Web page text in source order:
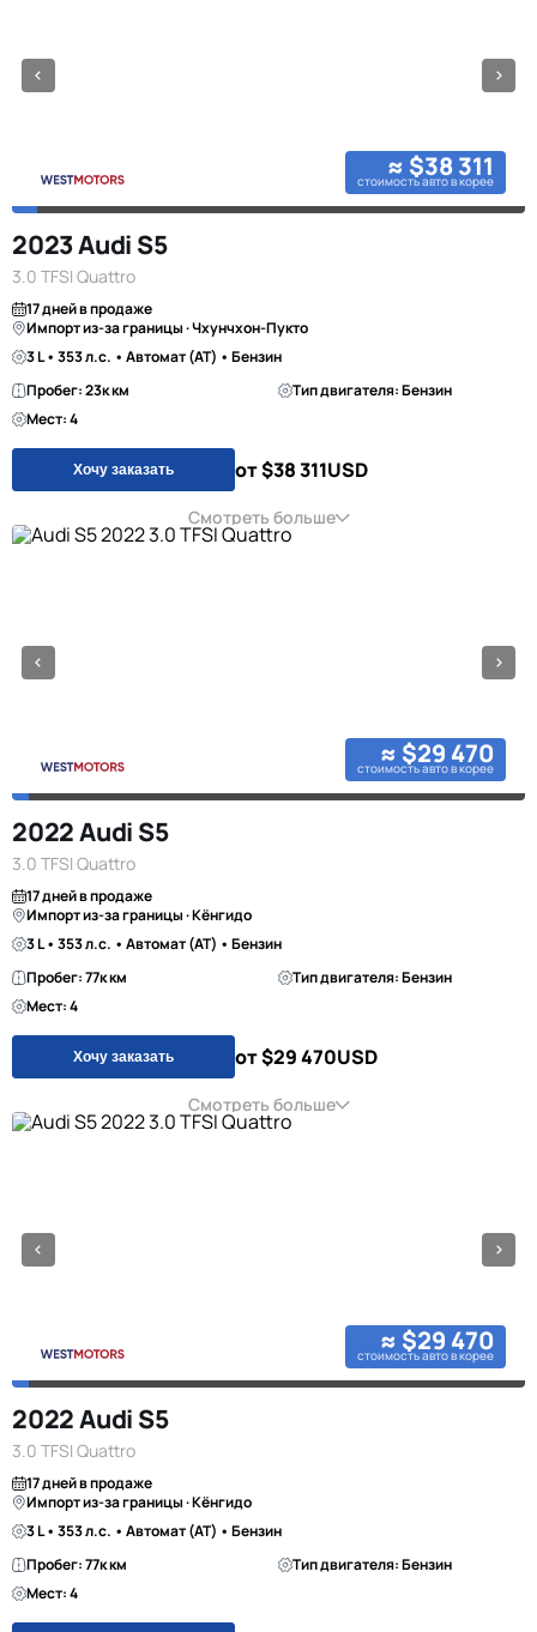
≈ $38 311
стоимость авто в корее
2023 Audi S5
3.0 TFSI Quattro
17 дней в продаже
Импорт из-за границы · Чхунчхон-Пукто
3 L • 353 л.с. • Автомат (AT) • Бензин
Пробег: 23к км
Тип двигателя: Бензин
Мест: 4
Хочу заказать от $38 311USD
Смотреть больше
≈ $29 470
стоимость авто в корее
2022 Audi S5
3.0 TFSI Quattro
17 дней в продаже
Импорт из-за границы · Кёнгидо
3 L • 353 л.с. • Автомат (AT) • Бензин
Пробег: 77к км
Тип двигателя: Бензин
Мест: 4
Хочу заказать от $29 470USD
Смотреть больше
≈ $29 470
стоимость авто в корее
2022 Audi S5
3.0 TFSI Quattro
17 дней в продаже
Импорт из-за границы · Кёнгидо
3 L • 353 л.с. • Автомат (AT) • Бензин
Пробег: 77к км
Тип двигателя: Бензин
Мест: 4